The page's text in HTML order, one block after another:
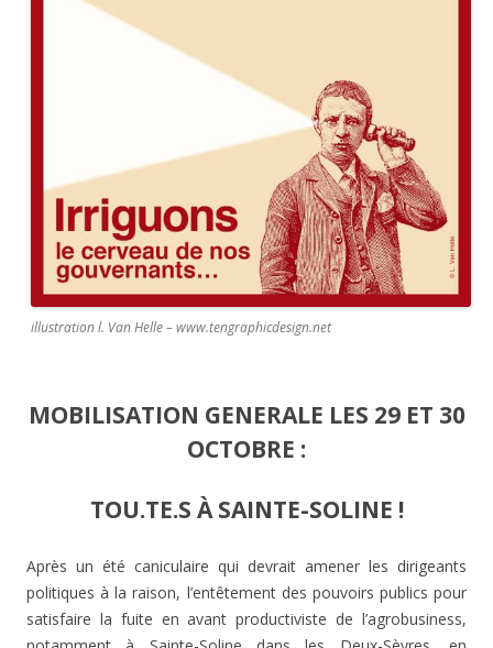
illustration l. Van Helle – www.tengraphicdesign.net
MOBILISATION GENERALE LES 29 ET 30
OCTOBRE :
TOU.TE.S À SAINTE-SOLINE !
Après un été caniculaire qui devrait amener les dirigeants
politiques à la raison, l’entêtement des pouvoirs publics pour
satisfaire la fuite en avant productiviste de l’agrobusiness,